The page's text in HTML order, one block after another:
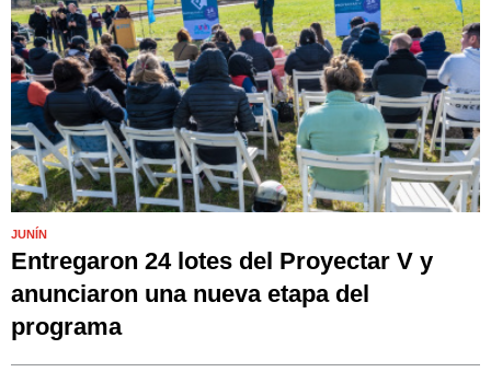
JUNÍN
Entregaron 24 lotes del Proyectar V y
anunciaron una nueva etapa del
programa